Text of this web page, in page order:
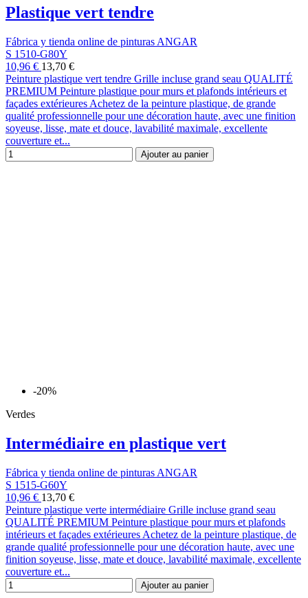
Plastique vert tendre
Fábrica y tienda online de pinturas ANGAR
S 1510-G80Y
10,96 € 13,70 €
Peinture plastique vert tendre Grille incluse grand seau QUALITÉ
PREMIUM Peinture plastique pour murs et plafonds intérieurs et
façades extérieures Achetez de la peinture plastique, de grande
qualité professionnelle pour une décoration haute, avec une finition
soyeuse, lisse, mate et douce, lavabilité maximale, excellente
couverture et...
Ajouter au panier
-20%
Verdes
Intermédiaire en plastique vert
Fábrica y tienda online de pinturas ANGAR
S 1515-G60Y
10,96 € 13,70 €
Peinture plastique verte intermédiaire Grille incluse grand seau
QUALITÉ PREMIUM Peinture plastique pour murs et plafonds
intérieurs et façades extérieures Achetez de la peinture plastique, de
grande qualité professionnelle pour une décoration haute, avec une
finition soyeuse, lisse, mate et douce, lavabilité maximale, excellente
couverture et...
Ajouter au panier